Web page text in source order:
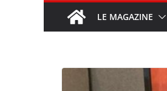
LE MAGAZINE